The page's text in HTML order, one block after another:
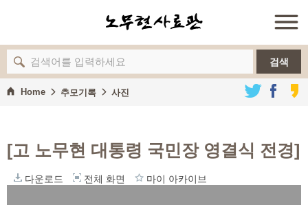
검색
Home 추모기록 사진
[고 노무현 대통령 국민장 영결식 전경]
다운로드 전체 화면 마이 아카이브